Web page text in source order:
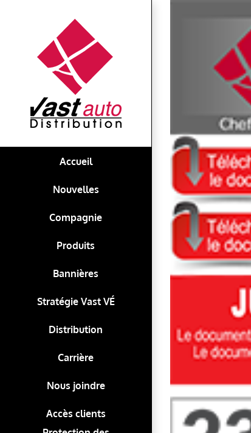
Accueil
Nouvelles
Compagnie
Produits
Bannières
Stratégie Vast VÉ
Distribution
Carrière
Nous joindre
Accès clients